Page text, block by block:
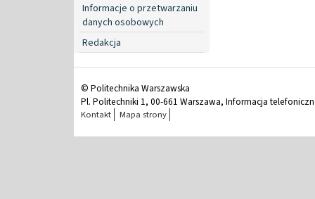
Informacje o przetwarzaniu
danych osobowych
Redakcja
© Politechnika Warszawska
Pl. Politechniki 1, 00-661 Warszawa, Informacja
Kontakt Mapa strony